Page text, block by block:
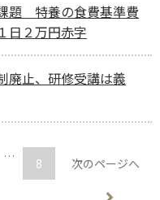
題 特養の食費基準費
日２万円赤字
止、研修受講は義
… 8 次のページへ